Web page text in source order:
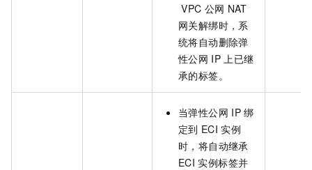
VPC 公网 NAT
网关解绑时，系
统将自动删除弹
性公网 IP 上已继
承的标签。
当弹性公网 IP 绑
定到 ECI 实例
时，将自动继承
ECI 实例标签并